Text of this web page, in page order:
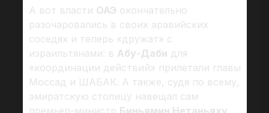
А вот власти ОАЭ окончательно
разочаровались в своих аравийских
соседях и теперь «дружат» с
израильтянами: в Абу-Даби для
«координации действий» прилетали главы
Моссад и ШАБАК. А также, судя по всему,
эмиратскую столицу навещал сам
премьер-министр Биньямин Нетаньяху.